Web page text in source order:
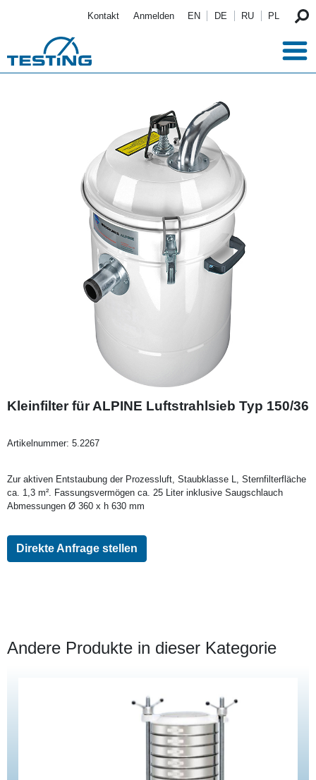
Kontakt Anmelden EN DE RU PL
Kleinfilter für ALPINE Luftstrahlsieb Typ 150/36
Artikelnummer: 5.2267
Zur aktiven Entstaubung der Prozessluft, Staubklasse L, Sternfilterfläche
ca. 1,3 m². Fassungsvermögen ca. 25 Liter inklusive Saugschlauch
Abmessungen Ø 360 x h 630 mm
Direkte Anfrage stellen
Andere Produkte in dieser Kategorie